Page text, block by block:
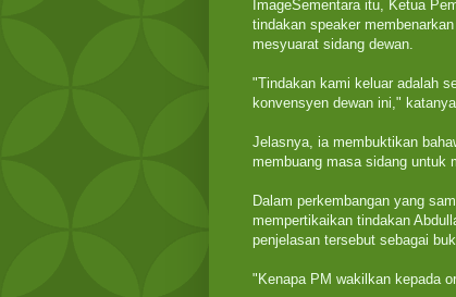
ImageSementara itu, Ketua
tindakan speaker
mesyuarat sidang dewan.
"Tindakan kami keluar adalah
konvensyen dewan ini,"
Jelasnya, ia membuktikan
membuang masa sidang untuk
Dalam perkembangan yang
mempertikaikan tindakan
penjelasan tersebut sebagai
"Kenapa PM wakilkan kepada